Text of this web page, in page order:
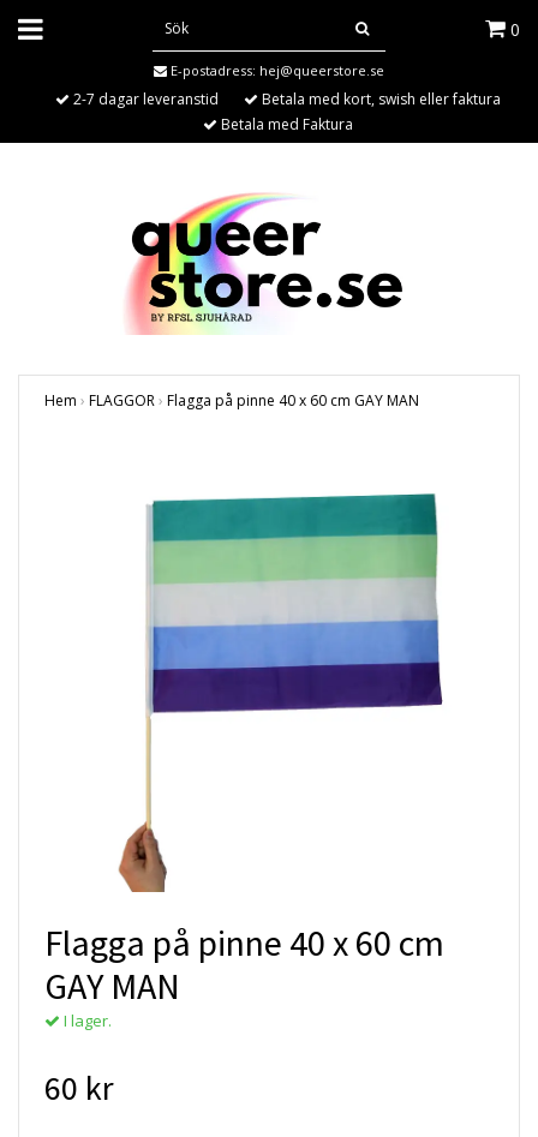
0
E-postadress: hej@queerstore.se
2-7 dagar leveranstid
Betala med kort, swish eller faktura
Betala med Faktura
Hem › FLAGGOR› Flagga på pinne 40 x 60 cm GAY MAN
Flagga på pinne 40 x 60 cm
GAY MAN
I lager.
60 kr